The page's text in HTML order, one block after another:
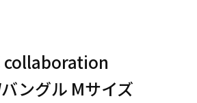
collaboration
ングル Mサイズ